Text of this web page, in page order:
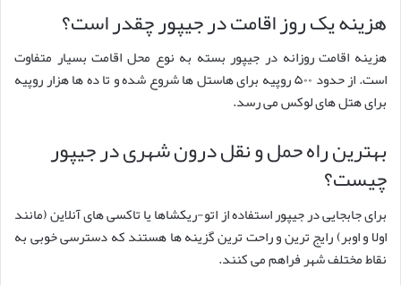
هزینه یک روز اقامت در جیپور چقدر است؟
هزینه اقامت روزانه در جیپور بسته به نوع محل اقامت بسیار متفاوت
است. از حدود ۵۰۰ روپیه برای هاستل ها شروع شده و تا ده ها هزار روپیه
برای هتل های لوکس می رسد.
بهترین راه حمل و نقل درون شهری در جیپور
چیست؟
برای جابجایی در جیپور استفاده از اتو-ریکشاها یا تاکسی های آنلاین (مانند
اولا و اوبر) رایج ترین و راحت ترین گزینه ها هستند که دسترسی خوبی به
نقاط مختلف شهر فراهم می کنند.